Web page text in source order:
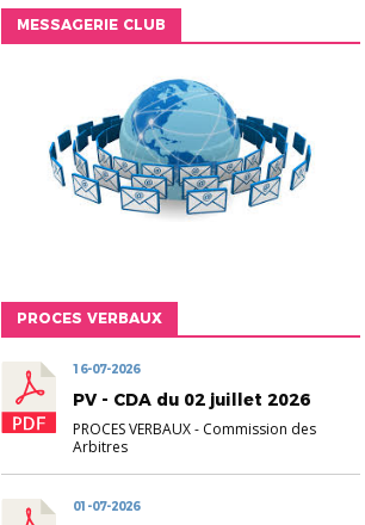
MESSAGERIE CLUB
PROCES VERBAUX
16-07-2026
PV - CDA du 02 juillet 2026
PROCES VERBAUX- Commission des
Arbitres
01-07-2026